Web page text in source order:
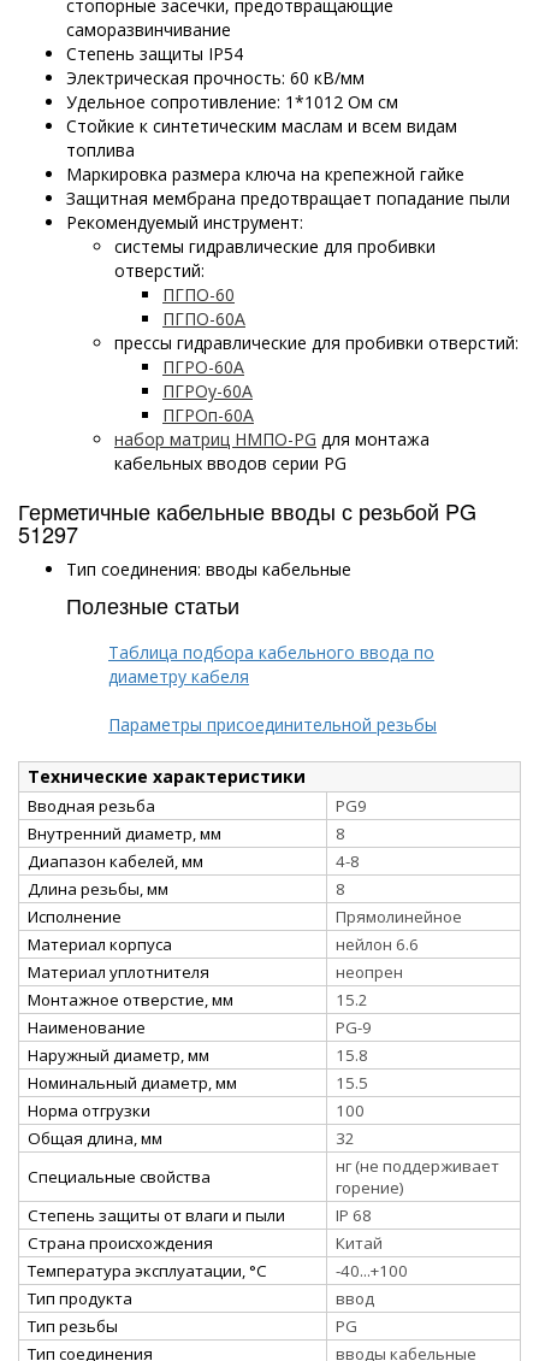
стопорные засечки, предотвращающие
саморазвинчивание
Степень защиты IP54
Электрическая прочность: 60 кВ/мм
Удельное сопротивление: 1*1012 Ом см
Стойкие к синтетическим маслам и всем видам
топлива
Маркировка размера ключа на крепежной гайке
Защитная мембрана предотвращает попадание пыли
Рекомендуемый инструмент:
системы гидравлические для пробивки
отверстий:
ПГПО-60
ПГПО-60А
прессы гидравлические для пробивки отверстий:
ПГРО-60А
ПГРОу-60А
ПГРОп-60А
набор матриц НМПО-PG для монтажа
кабельных вводов серии PG
Герметичные кабельные вводы с резьбой PG
51297
Тип соединения: вводы кабельные
Полезные статьи
Таблица подбора кабельного ввода по
диаметру кабеля
Параметры присоединительной резьбы
Технические характеристики
Вводная резьба
PG9
Внутренний диаметр, мм
8
Диапазон кабелей, мм
4-8
Длина резьбы, мм
8
Исполнение
Прямолинейное
Материал корпуса
нейлон 6.6
Материал уплотнителя
неопрен
Монтажное отверстие, мм
15.2
Наименование
PG-9
Наружный диаметр, мм
15.8
Номинальный диаметр, мм
15.5
Норма отгрузки
100
Общая длина, мм
32
Специальные свойства
нг (не поддерживает
горение)
Степень защиты от влаги и пыли
IP 68
Страна происхождения
Китай
Температура эксплуатации, °С
-40...+100
Тип продукта
ввод
Тип резьбы
PG
Тип соединения
вводы кабельные